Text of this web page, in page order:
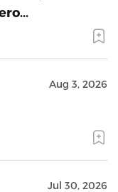
Aug 3, 2026
Jul 30, 2026